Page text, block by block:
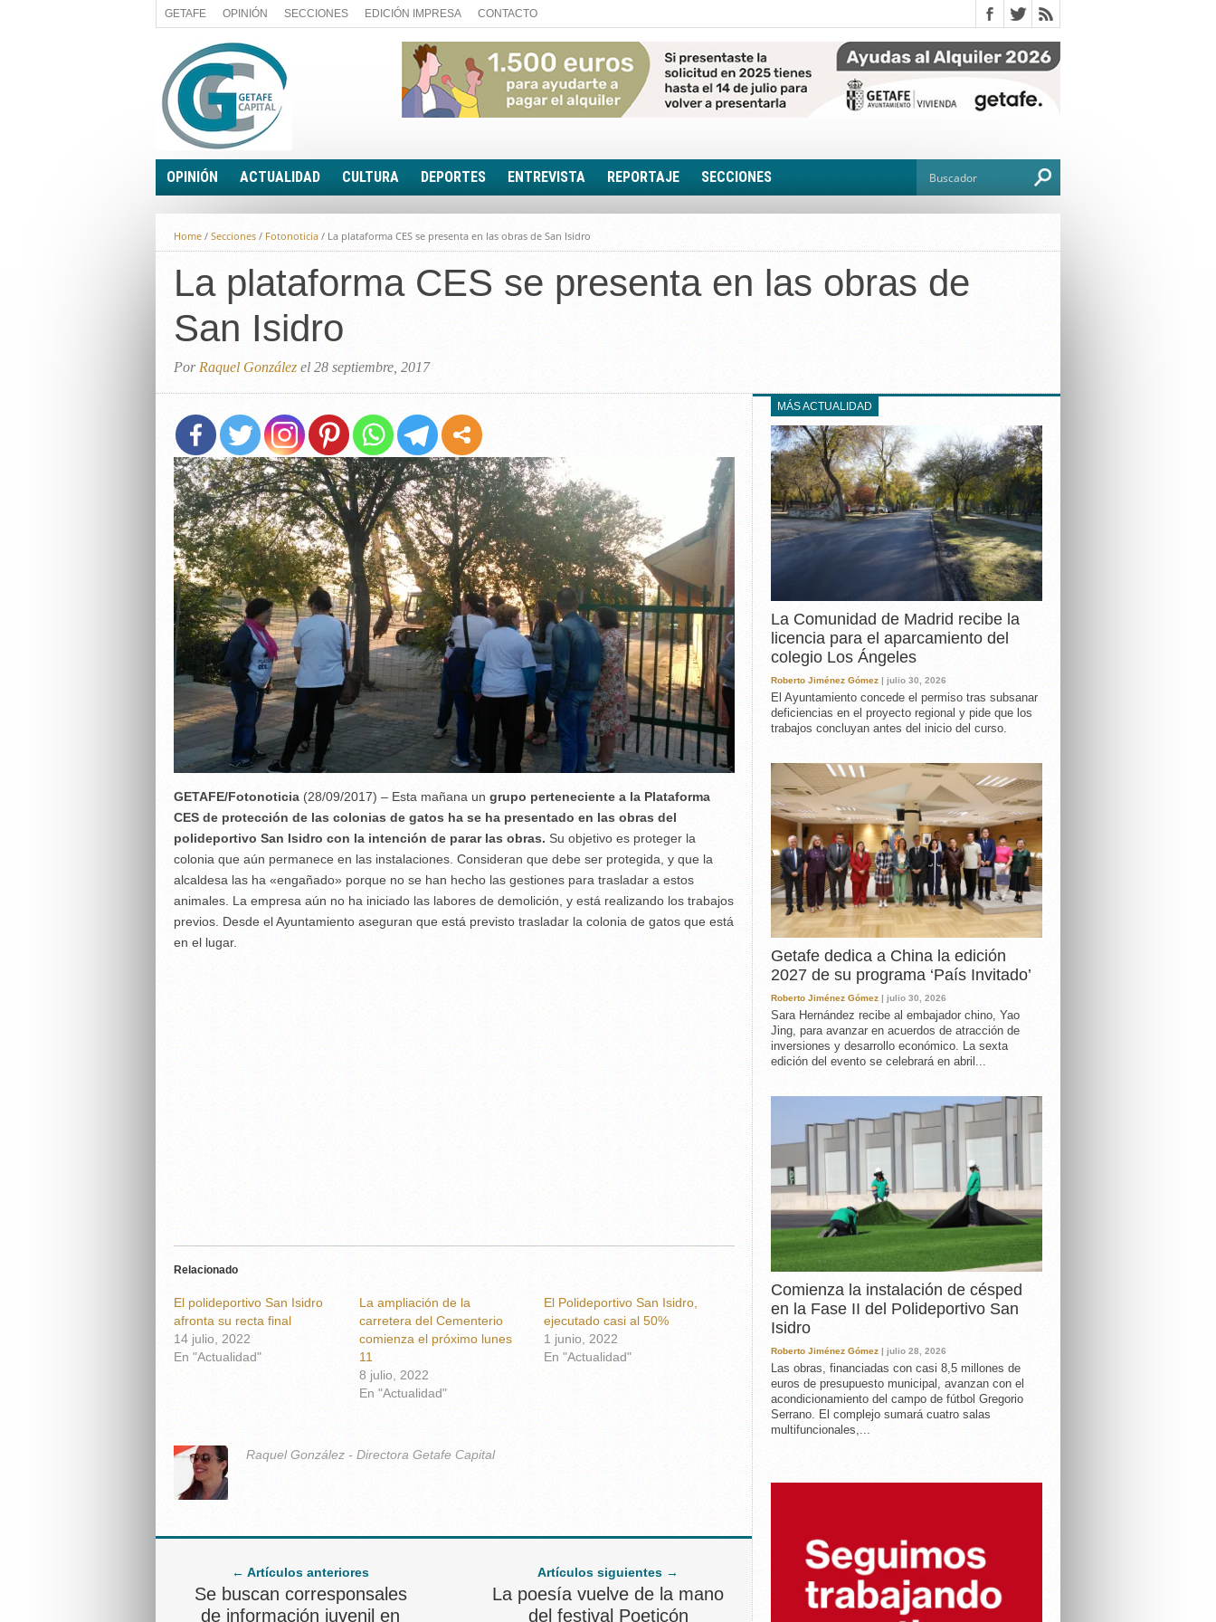
GETAFE OPINIÓN SECCIONES EDICIÓN IMPRESA CONTACTO
OPINIÓN
A FIN DE CUENTAS
PALABRA DE CONCEJAL
LA PIEDRA DE SÍSIFO
EL SACAPUNTAS
TODAS LAS BANDERAS
ROTAS
ACTUALIDAD
POLÍTICA
ECONOMÍA
SOCIEDAD
BREVES
CULTURA DEPORTES ENTREVISTA REPORTAJE SECCIONES
FOTONOTICIA
LOOK TOTAL
RINCÓN PSICOLÓGICO
LA VOZ DE LA
EXPERIENCIA
IN MEMORIAM
MEMORIA RECUPERADA
UN MINUTO EN EL
MUSEO
VARIOS
Home / Secciones / Fotonoticia / La plataforma CES se presenta en las obras de San Isidro
La plataforma CES se presenta en las obras de
San Isidro
Por Raquel González el 28 septiembre, 2017
GETAFE/Fotonoticia (28/09/2017) – Esta mañana un grupo perteneciente a la Plataforma
CES de protección de las colonias de gatos ha se ha presentado en las obras del
polideportivo San Isidro con la intención de parar las obras. Su objetivo es proteger la
colonia que aún permanece en las instalaciones. Consideran que debe ser protegida, y que la
alcaldesa las ha «engañado» porque no se han hecho las gestiones para trasladar a estos
animales. La empresa aún no ha iniciado las labores de demolición, y está realizando los trabajos
previos. Desde el Ayuntamiento aseguran que está previsto trasladar la colonia de gatos que está
en el lugar.
Relacionado
El polideportivo San Isidro
afronta su recta final
14 julio, 2022
En "Actualidad"
La ampliación de la
carretera del Cementerio
comienza el próximo lunes
11
8 julio, 2022
En "Actualidad"
El Polideportivo San Isidro,
ejecutado casi al 50%
1 junio, 2022
En "Actualidad"
Raquel González - Directora Getafe Capital
← Artículos anteriores
Se buscan corresponsales
de información juvenil en
Artículos siguientes →
La poesía vuelve de la mano
del festival Poeticón
MÁS ACTUALIDAD
La Comunidad de Madrid recibe la
licencia para el aparcamiento del
colegio Los Ángeles
Roberto Jiménez Gómez | julio 30, 2026
El Ayuntamiento concede el permiso tras subsanar
deficiencias en el proyecto regional y pide que los
trabajos concluyan antes del inicio del curso.
Getafe dedica a China la edición
2027 de su programa ‘País Invitado’
Roberto Jiménez Gómez | julio 30, 2026
Sara Hernández recibe al embajador chino, Yao
Jing, para avanzar en acuerdos de atracción de
inversiones y desarrollo económico. La sexta
edición del evento se celebrará en abril...
Comienza la instalación de césped
en la Fase II del Polideportivo San
Isidro
Roberto Jiménez Gómez | julio 28, 2026
Las obras, financiadas con casi 8,5 millones de
euros de presupuesto municipal, avanzan con el
acondicionamiento del campo de fútbol Gregorio
Serrano. El complejo sumará cuatro salas
multifuncionales,...